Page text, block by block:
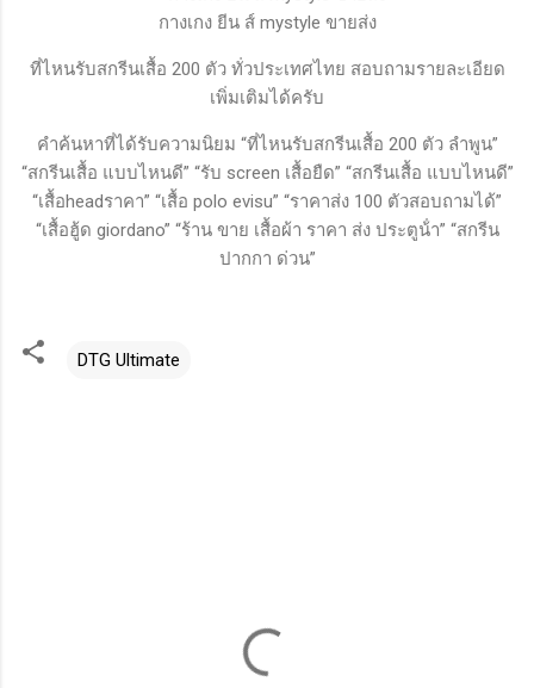
กางเกง ยีน ส์ mystyle ขายส่ง
ที่ไหนรับสกรีนเสื้อ 200 ตัว ทั่วประเทศไทย สอบถามรายละเอียด
เพิ่มเติมได้ครับ
คำค้นหาที่ได้รับความนิยม “ที่ไหนรับสกรีนเสื้อ 200 ตัว ลำพูน”
“สกรีนเสื้อ แบบไหนดี” “รับ screen เสื้อยืด” “สกรีนเสื้อ แบบไหนดี”
“เสื้อheadราคา” “เสื้อ polo evisu” “ราคาส่ง 100 ตัวสอบถามได้”
“เสื้อฮู้ด giordano” “ร้าน ขาย เสื้อผ้า ราคา ส่ง ประตูน้ํา” “สกรีน
ปากกา ด่วน”
DTG Ultimate